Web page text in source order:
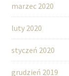
marzec 2020
luty 2020
styczeń 2020
grudzień 2019